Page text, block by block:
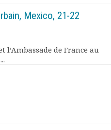
Mexico, 21-22
l’Ambassade de France au